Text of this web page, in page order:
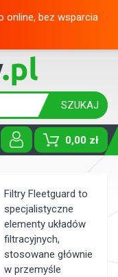
online, bez wsparcia
SZUKAJ
0,00 zł
Filtry Fleetguard to
specjalistyczne
elementy układów
filtracyjnych,
stosowane głównie
w przemyśle